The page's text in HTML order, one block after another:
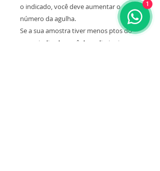
o indicado, você deve aumentar o
número da agulha.
Se a sua amostra tiver menos ptos do
que o indicado você deve diminuir o
1